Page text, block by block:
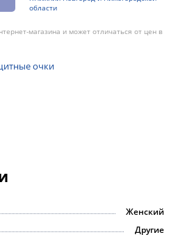
области
магазина и может отличаться от цен в
очки
Женский
Другие